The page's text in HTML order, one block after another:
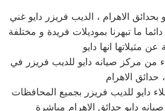
الاهرام ، الديب فريزر دايو غني
ما تبهرنا بموديلات فريدة و مختلفة
من مركز صيانه دايو للديب فريزر في
حدائق الاهرام ،
دايو للديب فريزر بجميع المحافظات